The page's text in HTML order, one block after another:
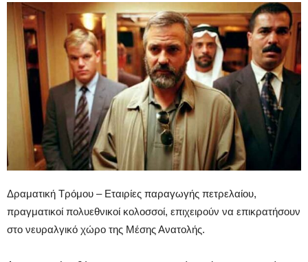
Δραματική Τρόμου – Eταιρίες παραγωγής πετρελαίου,
πραγματικοί πολυεθνικοί κολοσσοί, επιχειρούν να επικρατήσουν
στο νευραλγικό χώρο της Μέσης Ανατολής.